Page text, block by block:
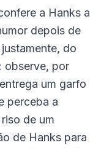
a Hanks a
depois de
do
observe, por
um garfo
perceba a
de um
de Hanks para